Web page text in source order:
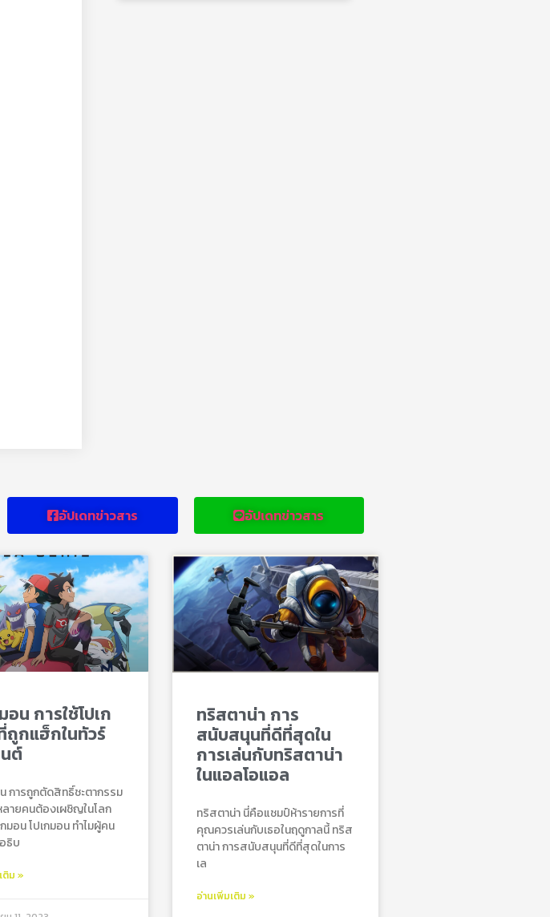
อัปเดทข่าวสาร อัปเดทข่าวสาร
อน การใช้โปเก
ถูกแฮ็กในทัวร์
ต์
การถูกตัดสิทธิ์ชะตากรรม
ลายคนต้องเผชิญในโลก
มอน โปเกมอน ทำไมผู้คน
ธิบ
ติม »
ทริสตาน่า การ
สนับสนุนที่ดีที่สุดใน
การเล่นกับทริสตาน่า
ในแอลโอแอล
ทริสตาน่า นี่คือแชมป์ห้ารายการที่
คุณควรเล่นกับเธอในฤดูกาลนี้ ทริส
ตาน่า การสนับสนุนที่ดีที่สุดในการ
เล
อ่านเพิ่มเติม »